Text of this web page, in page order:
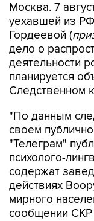
Москва. 7
уехавшей из
Гордеевой (
дело о
деятельности
планируется
Следственном
"По данным
своем
"Телеграм"
психолого-
содержат
действиях
мирного
сообщении СКР